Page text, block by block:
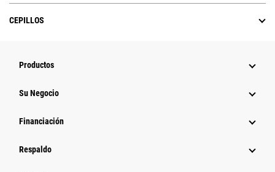
CEPILLOS
Productos
Su Negocio
Financiación
Respaldo